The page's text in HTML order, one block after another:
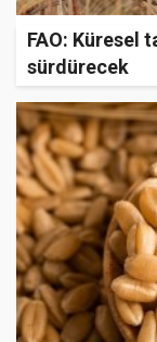
FAO: Küresel
sürdürecek